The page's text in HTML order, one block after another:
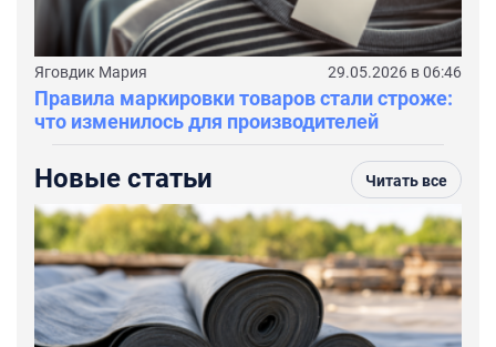
Яговдик Мария 29.05.2026 в 06:46
Правила маркировки товаров стали строже:
что изменилось для производителей
Новые статьи Читать все